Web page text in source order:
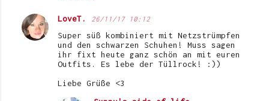
LoveT. 26/11/17 10:12
Super süß kombiniert mit Netzstrümpfen
und den schwarzen Schuhen! Muss sagen
ihr fixt heute ganz schön an mit euren
Outfits. Es lebe der Tüllrock! :))
Liebe Grüße <3